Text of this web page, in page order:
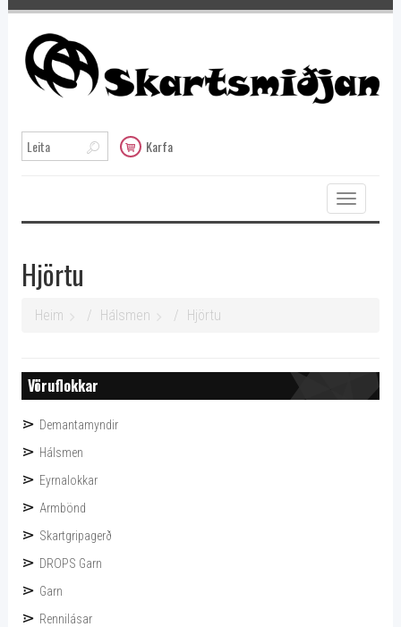
Karfa
Toggle
navigation
Hjörtu
Heim Hálsmen Hjörtu
Vöruflokkar
Demantamyndir
Hálsmen
Eyrnalokkar
Armbönd
Skartgripagerð
DROPS Garn
Garn
Rennilásar